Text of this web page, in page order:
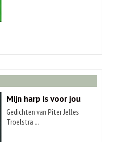
Mijn harp is voor jou
Gedichten van Piter Jelles
Troelstra ...